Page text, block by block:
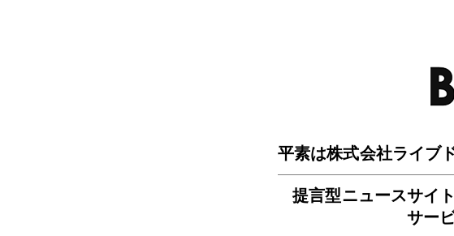
平素は株式会社ライブ
提言型ニュースサイ ト
サー